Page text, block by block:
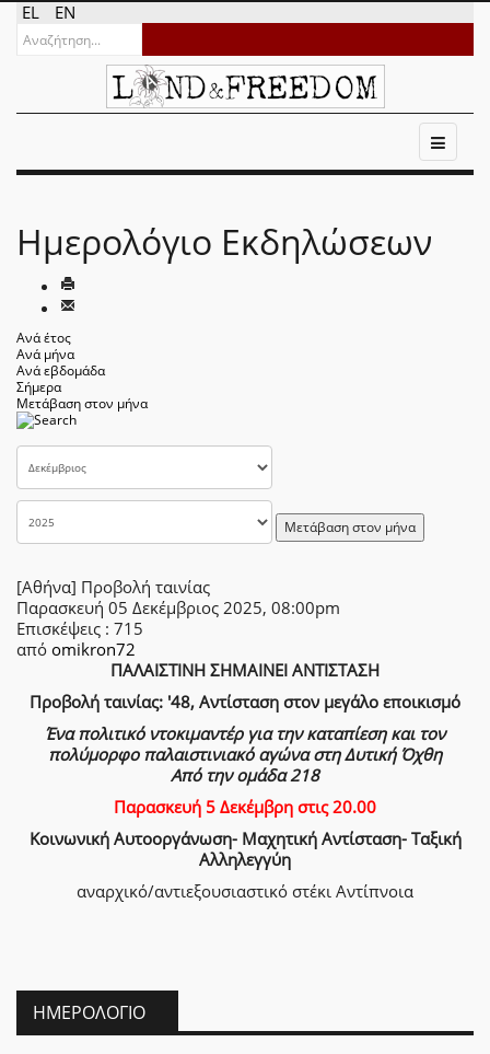
EL EN
Ημερολόγιο Εκδηλώσεων
Ανά έτος
Ανά μήνα
Ανά εβδομάδα
Σήμερα
Μετάβαση στον μήνα
Μετάβαση στον μήνα
[Αθήνα] Προβολή ταινίας
Παρασκευή 05 Δεκέμβριος 2025, 08:00pm
Επισκέψεις : 715
από omikron72
ΠΑΛΑΙΣΤΙΝΗ ΣΗΜΑΙΝΕΙ ΑΝΤΙΣΤΑΣΗ
Προβολή ταινίας: '48, Αντίσταση στον μεγάλο εποικισμό
Ένα πολιτικό ντοκιμαντέρ για την καταπίεση και τον
πολύμορφο παλαιστινιακό αγώνα στη Δυτική Όχθη
Από την ομάδα 218
Παρασκευή 5 Δεκέμβρη στις 20.00
Κοινωνική Αυτοοργάνωση- Μαχητική Αντίσταση- Ταξική
Αλληλεγγύη
αναρχικό/αντιεξουσιαστικό στέκι Αντίπνοια
ΗΜΕΡΟΛΌΓΙΟ